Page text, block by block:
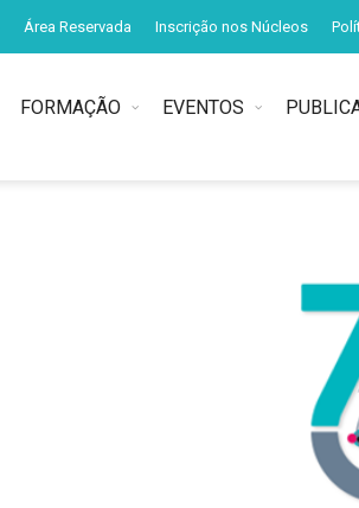
Área Reservada Inscrição nos Núcleos
FORMAÇÃO EVENTOS